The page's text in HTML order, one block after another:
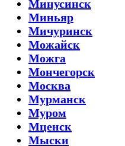
Минусинск
Миньяр
Мичуринск
Можайск
Можга
Мончегорск
Москва
Мурманск
Муром
Мценск
Мыски